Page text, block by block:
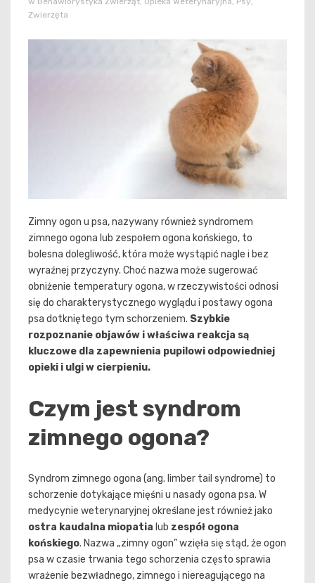
Zwierzęta
Zimny ogon u psa, nazywany również syndromem
zimnego ogona lub zespołem ogona końskiego, to
bolesna dolegliwość, która może wystąpić nagle i bez
wyraźnej przyczyny. Choć nazwa może sugerować
obniżenie temperatury ogona, w rzeczywistości odnosi
się do charakterystycznego wyglądu i postawy ogona
psa dotkniętego tym schorzeniem. Szybkie
rozpoznanie objawów i właściwa reakcja są
kluczowe dla zapewnienia pupilowi odpowiedniej
opieki i ulgi w cierpieniu.
Czym jest syndrom
zimnego ogona?
Syndrom zimnego ogona (ang. limber tail syndrome) to
schorzenie dotykające mięśni u nasady ogona psa. W
medycynie weterynaryjnej określane jest również jako
ostra kaudalna miopatia lub zespół ogona
końskiego. Nazwa „zimny ogon” wzięła się stąd, że ogon
psa w czasie trwania tego schorzenia często sprawia
wrażenie bezwładnego, zimnego i niereagującego na